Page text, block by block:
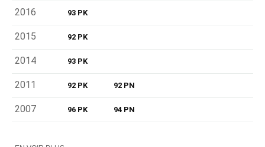
2016 93 PK
2015 92 PK
2014 93 PK
2011 92 PK 92 PN
2007 96 PK 94 PN